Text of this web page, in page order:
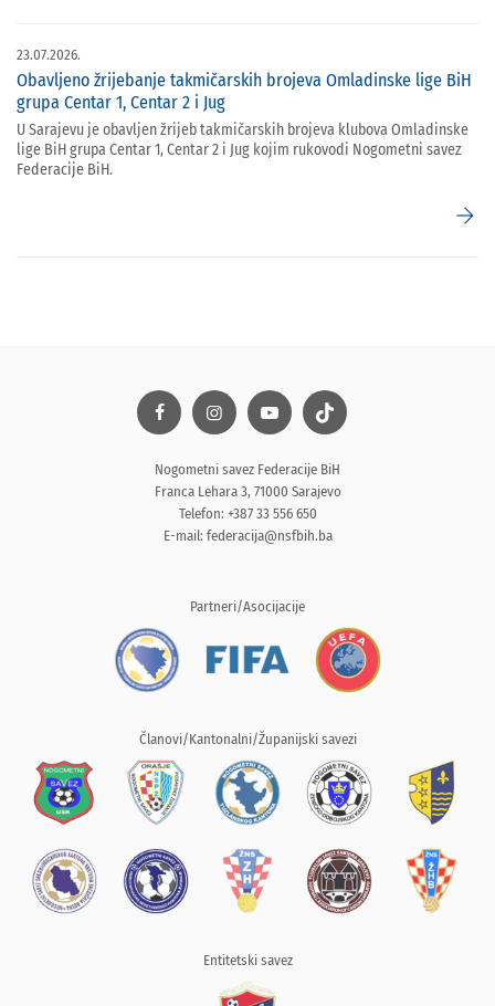
23.07.2026.
Obavljeno žrijebanje takmičarskih brojeva Omladinske lige BiH
grupa Centar 1, Centar 2 i Jug
U Sarajevu je obavljen žrijeb takmičarskih brojeva klubova Omladinske
lige BiH grupa Centar 1, Centar 2 i Jug kojim rukovodi Nogometni savez
Federacije BiH.
arrow_forward
Nogometni savez Federacije BiH
Franca Lehara 3, 71000 Sarajevo
Telefon: +387 33 556 650
E-mail: federacija@nsfbih.ba
Partneri/Asocijacije
Članovi/Kantonalni/Županijski savezi
Entitetski savez